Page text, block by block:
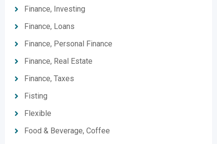
Finance, Investing
Finance, Loans
Finance, Personal Finance
Finance, Real Estate
Finance, Taxes
Fisting
Flexible
Food & Beverage, Coffee